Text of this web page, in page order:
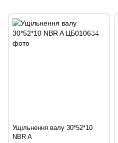
Ущільнення валу 30*52*10
NBR A